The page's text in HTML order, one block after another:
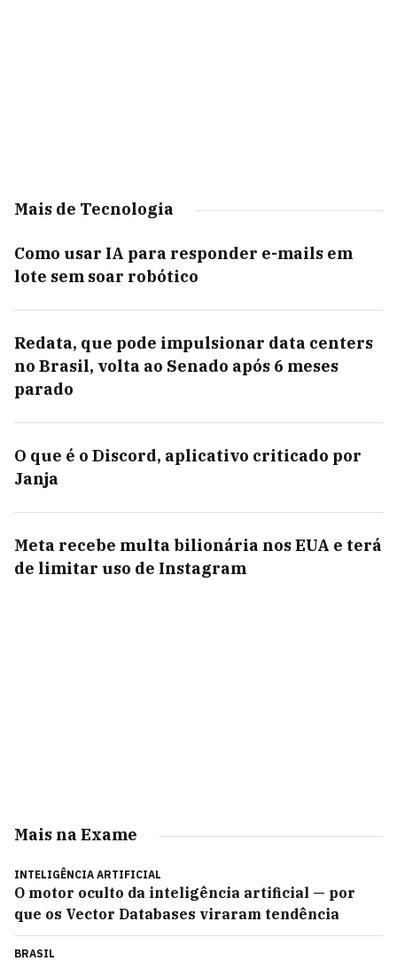
Mais de Tecnologia
Como usar IA para responder e-mails em
lote sem soar robótico
Redata, que pode impulsionar data centers
no Brasil, volta ao Senado após 6 meses
parado
O que é o Discord, aplicativo criticado por
Janja
Meta recebe multa bilionária nos EUA e terá
de limitar uso de Instagram
Mais na Exame
INTELIGÊNCIA ARTIFICIAL
O motor oculto da inteligência artificial — por
que os Vector Databases viraram tendência
BRASIL